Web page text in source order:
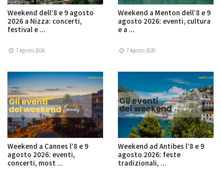
Weekend dell’8 e 9 agosto
2026 a Nizza: concerti,
festival e ...
7 Agosto 2026
Weekend a Menton dell’8 e 9
agosto 2026: eventi, cultura
e a ...
7 Agosto 2026
Weekend a Cannes l’8 e 9
agosto 2026: eventi,
concerti, most ...
Weekend ad Antibes l’8 e 9
agosto 2026: feste
tradizionali, ...